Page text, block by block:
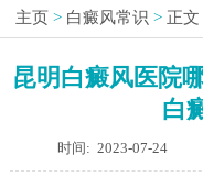
主页 > 白癜风常识 > 正文
昆明白癜风医院
白
时间: 2023-07-24